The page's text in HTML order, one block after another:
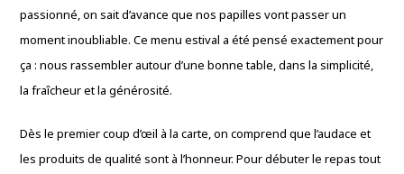
passionné,on sait d’avance que nos papilles vont passer un
moment inoubliable. Ce menu estival a été pensé exactement pour
ça : nous rassembler autour d’une bonne table,dans la simplicité,
la fraîcheur et la générosité.
Dès le premier coup d’œil à la carte,on comprend que l’audace et
les produits de qualité sont à l’honneur. Pour débuter le repas tout